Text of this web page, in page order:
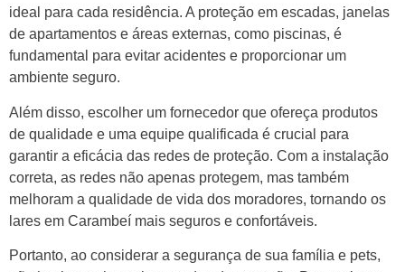
ideal para cada residência. A proteção em escadas, janelas
de apartamentos e áreas externas, como piscinas, é
fundamental para evitar acidentes e proporcionar um
ambiente seguro.
Além disso, escolher um fornecedor que ofereça produtos
de qualidade e uma equipe qualificada é crucial para
garantir a eficácia das redes de proteção. Com a instalação
correta, as redes não apenas protegem, mas também
melhoram a qualidade de vida dos moradores, tornando os
lares em Carambeí mais seguros e confortáveis.
Portanto, ao considerar a segurança de sua família e pets,